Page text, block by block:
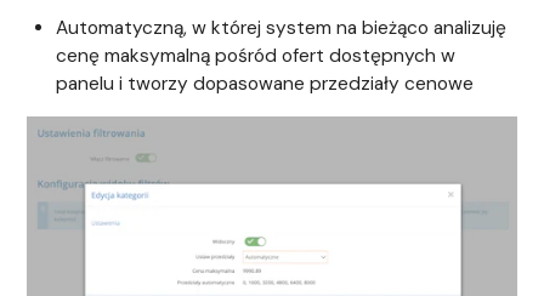
Automatyczną, w której system na bieżąco analizuję
cenę maksymalną pośród ofert dostępnych w
panelu i tworzy dopasowane przedziały cenowe